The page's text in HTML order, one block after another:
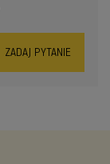
ZADAJ PYTANIE